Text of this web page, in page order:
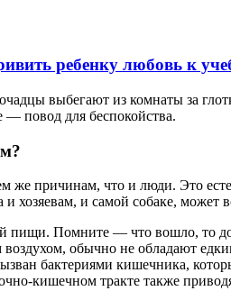
ребенку любовь к
выбегают из комнаты за
— повод для беспокойства.
же причинам, что и люди. Это
и хозяевам, и самой собаке,
пищи. Помните — что вошло, то
обычно не обладают
бактериями кишечника,
кишечном тракте также